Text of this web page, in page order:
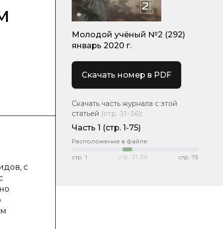
с
Молодой учёный №2 (292)
январь 2020 г.
Скачать номер в PDF
Скачать часть журнала с этой
статьей (стр. 31-36):
Часть 1 (стр. 1-75)
Расположение в файле:
стр. 1 стр. 31-36 стр. 75